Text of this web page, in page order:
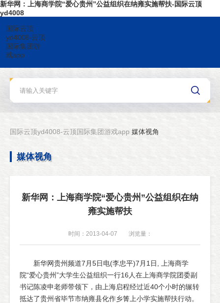
新华网：上海商学院“爱心贵州”公益组织在纳雍实施帮扶-国际云顶
yd4008
国际云顶
yd4008-云顶
国际集团游
戏app
国际云顶yd4008-云顶国际集团游戏app 媒体视角
媒体视角
新华网：上海商学院“爱心贵州”公益组织在纳
雍实施帮扶
时间：2013-04-07 浏览量：
新华网贵州频道7月5日电(李忠平)7月1日, 上海商学
院“爱心贵州”大学生公益组织一行16人在上海商学院团委副
书记陈凌申老师带领下，由上海启程经过近40个小时的辗转
抵达了贵州省毕节市纳雍县化作乡箐上小学实施帮扶行动。